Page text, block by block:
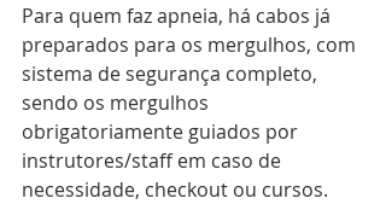
Para quem faz apneia, há cabos já
preparados para os mergulhos, com
sistema de segurança completo,
sendo os mergulhos
obrigatoriamente guiados por
instrutores/staff em caso de
necessidade, checkout ou cursos.